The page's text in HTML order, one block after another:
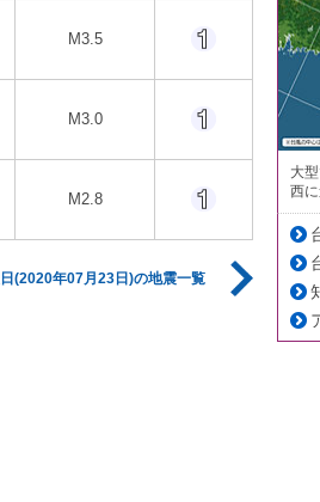
M3.5
M3.0
M2.8
(2020年07月23日)の地震一覧
大
西